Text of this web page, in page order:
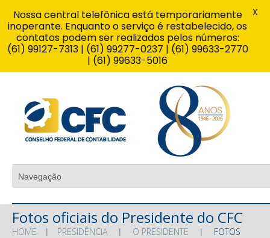
Fotos oficiais do Presidente do CFC
HOME PRESIDÊNCIA O PRESIDENTE
FOTOS
Nossa central telefônica está temporariamente
inoperante. Enquanto o serviço é restabelecido, os
contatos podem ser realizados pelos números:
(61) 99127-7313 | (61) 99277-0237 | (61) 99633-2770
| (61) 99633-5016
X